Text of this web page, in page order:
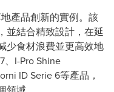
產品創新的實例。該
並結合精致設計，在延
少食材浪費並更高效地
I-Pro Shine
ID Serie 6等產品，